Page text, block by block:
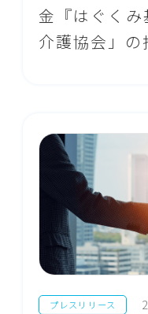
金『はぐく
介護協会」の
プレスリリース